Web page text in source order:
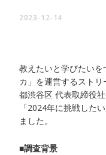
2023-12-14
教えたいと学びたい
カ」を運営するスト
都渋谷区 代表取締役
「2024年に挑戦した
ました。
■調査背景